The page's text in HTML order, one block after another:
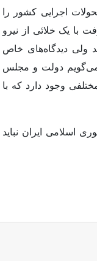
اجرایی کشور را
با یک خلائی از نیرو
ولی دیدگاه‌های خاص
می‌گویم دولت و مجلس
وجود دارد که با
ایران نباید